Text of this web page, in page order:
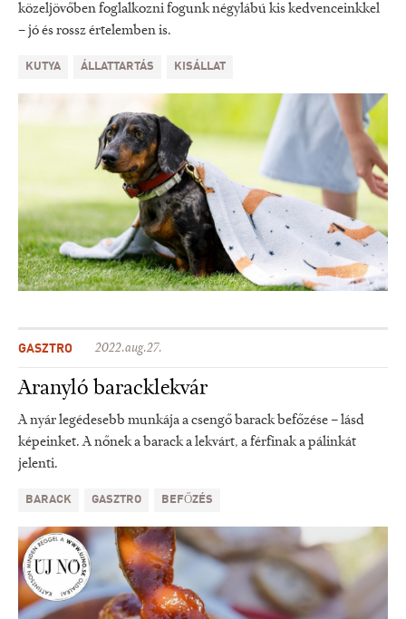
közeljövőben foglalkozni fogunk négylábú kis kedvenceinkkel
– jó és rossz értelemben is.
KUTYA ÁLLATTARTÁS KISÁLLAT
GASZTRO 2022.aug.27.
Aranyló baracklekvár
A nyár legédesebb munkája a csengő barack befőzése – lásd
képeinket. A nőnek a barack a lekvárt, a férfinak a pálinkát
jelenti.
BARACK GASZTRO BEFŐZÉS